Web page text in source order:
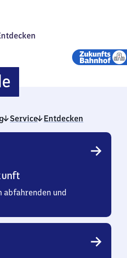
Visselhövede
Service Entdecken
abfahrenden und